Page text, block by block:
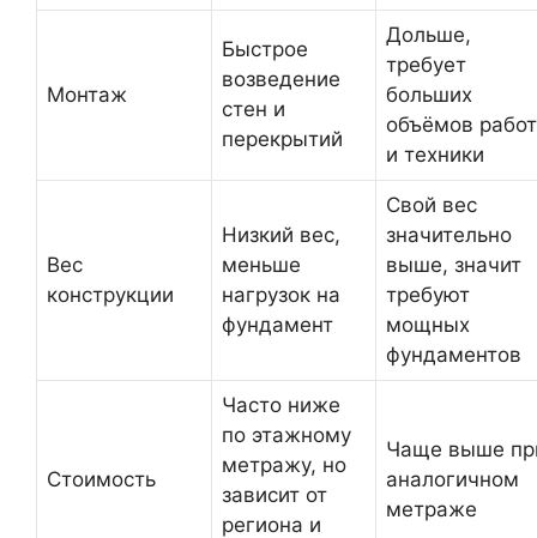
Монтаж
Быстрое
возведение
стен и
перекрытий
Дольше,
требует
больших
объёмов работ
и техники
Вес
конструкции
Низкий вес,
меньше
нагрузок на
фундамент
Свой вес
значительно
выше, значит
требуют
мощных
фундаментов
Стоимость
Часто ниже
по этажному
метражу, но
зависит от
региона и
Чаще выше
аналогичном
метраже